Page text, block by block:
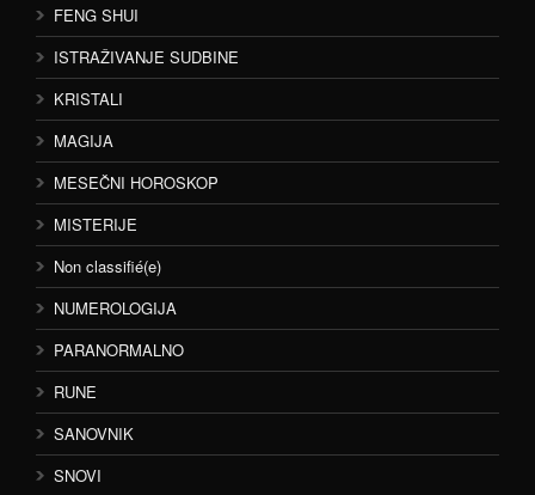
FENG SHUI
ISTRAŽIVANJE SUDBINE
KRISTALI
MAGIJA
MESEČNI HOROSKOP
MISTERIJE
Non classifié(e)
NUMEROLOGIJA
PARANORMALNO
RUNE
SANOVNIK
SNOVI